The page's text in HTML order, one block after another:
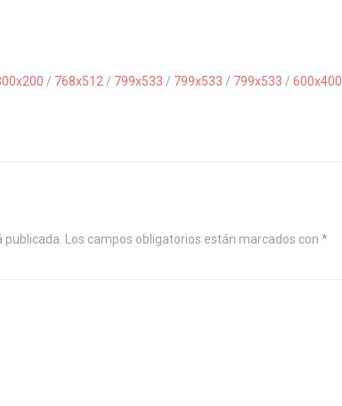
/ 768x512/ 799x533 / 799x533 / 799x533 / 600x400
publicada. Los campos obligatorios están marcados con *